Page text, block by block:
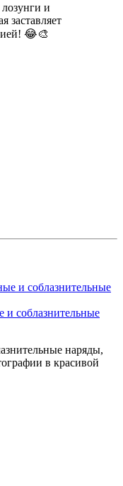
и
заставляет
😂🎨
соблазнительные
наряды,
в красивой